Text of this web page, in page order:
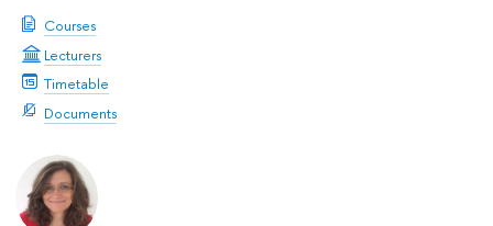
Courses
Lecturers
Timetable
Documents